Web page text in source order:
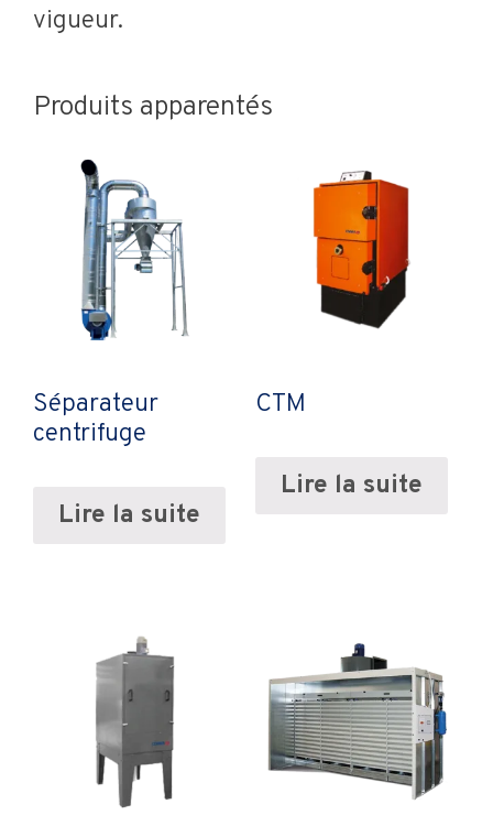
vigueur.
Produits apparentés
Séparateur
centrifuge
Lire la suite
CTM
Lire la suite